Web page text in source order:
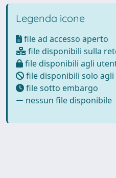
Legenda icone
file ad accesso aperto
file disponibili sulla
file disponibili agli
file disponibili solo
file sotto embargo
nessun file disponibile